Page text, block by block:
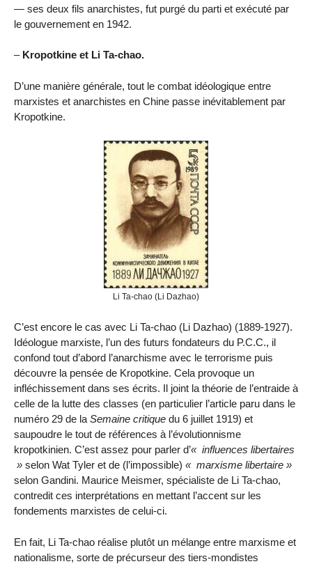
— ses deux fils anarchistes, fut purgé du parti et exécuté par
le gouvernement en 1942.
– Kropotkine et Li Ta-chao.
D’une manière générale, tout le combat idéologique entre
marxistes et anarchistes en Chine passe inévitablement par
Kropotkine.
Li Ta-chao (Li Dazhao)
C’est encore le cas avec Li Ta-chao (Li Dazhao) (1889-1927).
Idéologue marxiste, l’un des futurs fondateurs du P.C.C., il
confond tout d’abord l’anarchisme avec le terrorisme puis
découvre la pensée de Kropotkine. Cela provoque un
infléchissement dans ses écrits. Il joint la théorie de l’entraide à
celle de la lutte des classes (en particulier l’article paru dans le
numéro 29 de la Semaine critique du 6 juillet 1919) et
saupoudre le tout de références à l’évolutionnisme
kropotkinien. C’est assez pour parler d’
influences libertaires
selon Wat Tyler et de (l’impossible)
marxisme libertaire
selon Gandini. Maurice Meismer, spécialiste de Li Ta-chao,
contredit ces interprétations en mettant l’accent sur les
fondements marxistes de celui-ci.
En fait, Li Ta-chao réalise plutôt un mélange entre marxisme et
nationalisme, sorte de précurseur des tiers-mondistes